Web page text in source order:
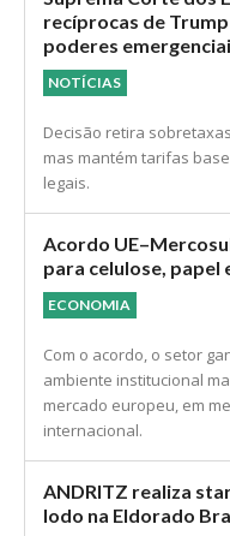
recíprocas de
poderes
NOTÍCIAS
Decisão retira
mas mantém tarifas
legais.
Acordo
para celulose, papel
ECONOMIA
Com o acordo, o setor
ambiente institucional
mercado europeu, em
internacional.
ANDRITZ realiza
lodo na Eldorado